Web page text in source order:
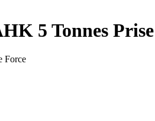
5 Tonnes
Force